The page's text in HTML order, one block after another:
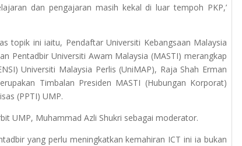
dan pengajaran masih kekal di luar tempoh PKP,’
topik ini iaitu, Pendaftar Universiti Kebangsaan Malaysia
Pentadbir Universiti Awam Malaysia (MASTI) merangkap
Universiti Malaysia Perlis (UniMAP), Raja Shah Erman
Timbalan Presiden MASTI (Hubungan Korporat)
(PPTI) UMP.
UMP, Muhammad Azli Shukri sebagai moderator.
yang perlu meningkatkan kemahiran ICT ini ia bukan